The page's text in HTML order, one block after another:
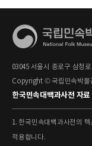
03045 서울시 종로구 삼청
Copyright © 국립민속박물
한국민속대백과사전 자
1. 한국민속대백과사전의
적용합니다.